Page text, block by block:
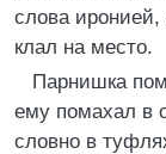
слова
клал на место.
Парнишка
ему помахал в
словно в